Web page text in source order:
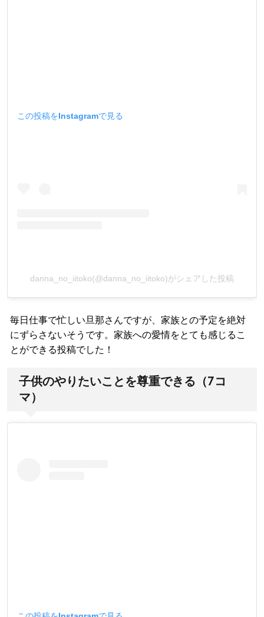
この投稿をInstagramで見る
danna_no_iitoko(@danna_no_iitoko)がシェアした投稿
毎日仕事で忙しい旦那さんですが、家族との予定を絶対
にずらさないそうです。家族への愛情をとても感じるこ
とができる投稿でした！
子供のやりたいことを尊重できる（7コ
マ）